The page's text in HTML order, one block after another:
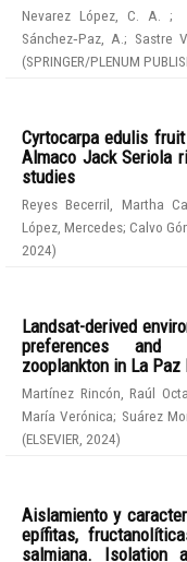
Nevarez López, C. A. ;
Sánchez‑Paz, A.; Sastre
(SPRINGER/PLENUM
Cyrtocarpa edulis
Almaco Jack Seriola
studies
Reyes Becerril, Martha
López, Mercedes;Calvo
2024)
Landsat-derived
preferences and
zooplankton in La Paz
Martínez Rincón, Raúl
María Verónica; Suárez
(ELSEVIER 2024)
Aislamiento y
epífitas,
salmiana. Isolation